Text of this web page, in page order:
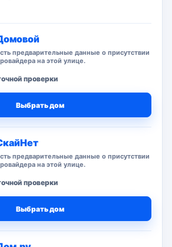
предварительные данные о присутствии
на этой улице.
проверки
Выбрать дом
предварительные данные о присутствии
на этой улице.
проверки
Выбрать дом